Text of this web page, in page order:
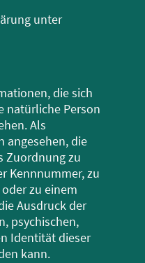
unter
die sich
natürliche Person
Als
angesehen, die
Zuordnung zu
Kennnummer, zu
zu einem
Ausdruck der
psychischen,
Identität dieser
kann.